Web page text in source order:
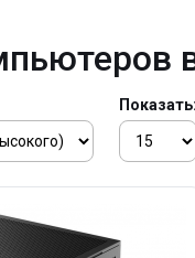
Показать: